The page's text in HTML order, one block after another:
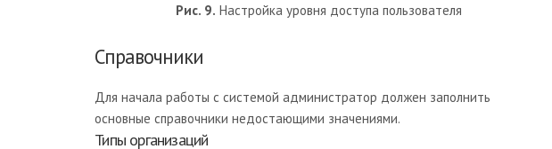
Рис. 9. Настройка уровня доступа пользователя
Справочники
Для начала работы с системой администратор должен заполнить
основные справочники недостающими значениями.
Типы организаций